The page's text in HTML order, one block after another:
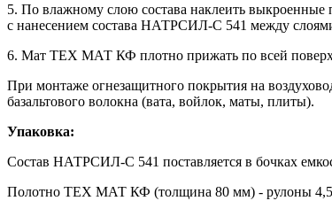
5. По влажному слою состава наклеить
с нанесением состава НАТРСИЛ-С 541 между
6. Мат ТЕХ МАТ КФ плотно прижать по всей
При монтаже огнезащитного покрытия на
базальтового волокна (вата, войлок, маты, плиты).
Упаковка:
Состав НАТРСИЛ-С 541 поставляется в бочках
Полотно ТЕХ МАТ КФ (толщина 80 мм) - рулоны